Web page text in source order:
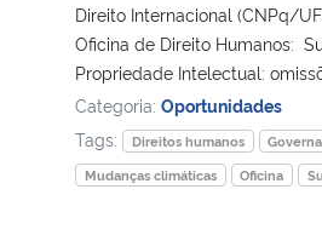
Ministério do Meio Ambiente
Ministério do Turismo
Ministério do Desenvolvimento Regional
Direito Internacional (CNPq/
Oficina de Direito Humanos:
Propriedade Intelectual:
Categoria: Oportunidades
Tags:
Direitos humanos
Mudanças climáticas
Oficina